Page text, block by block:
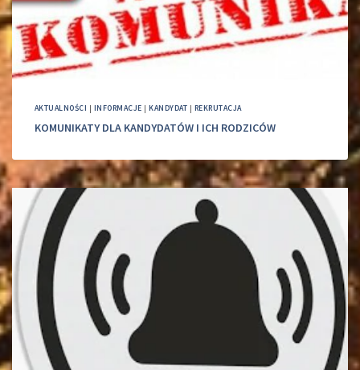
AKTUALNOŚCI | INFORMACJE |KANDYDAT | REKRUTACJA
KOMUNIKATY DLA KANDYDATÓW I ICH RODZICÓW